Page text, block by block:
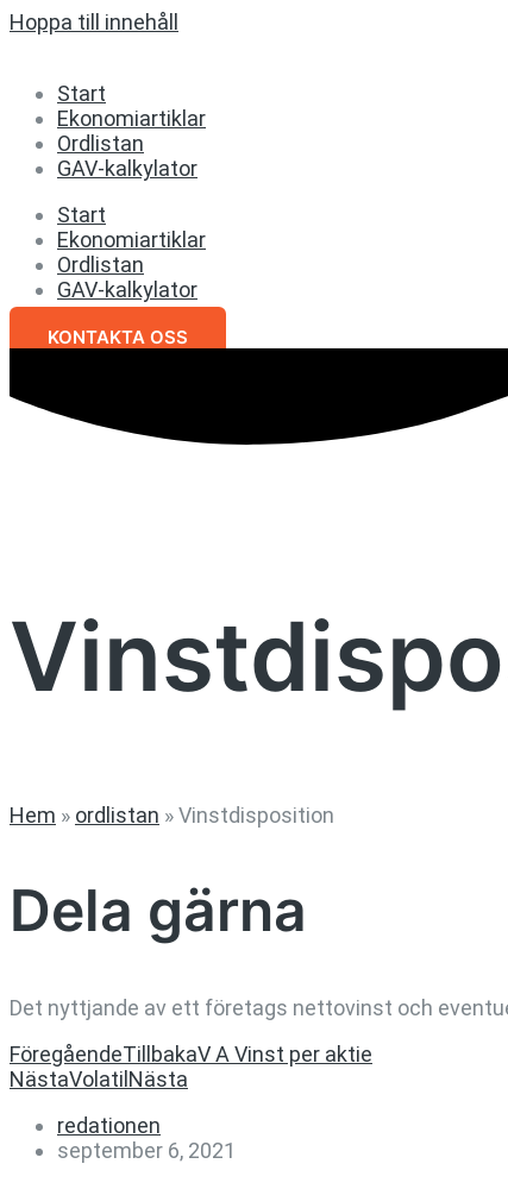
Hoppa till innehåll
Start
Ekonomiartiklar
Ordlistan
GAV-kalkylator
Start
Ekonomiartiklar
Ordlistan
GAV-kalkylator
KONTAKTA OSS
Hem » ordlistan »Vinstdisposition
Dela gärna
Det nyttjande av ett företags nettovinst och
FöregåendeTillbakaV A Vinst per aktie
NästaVolatil Nästa
redationen
september 6, 2021